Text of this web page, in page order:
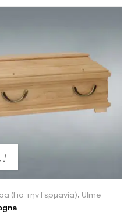
(Για την Γερμανία), Ulme